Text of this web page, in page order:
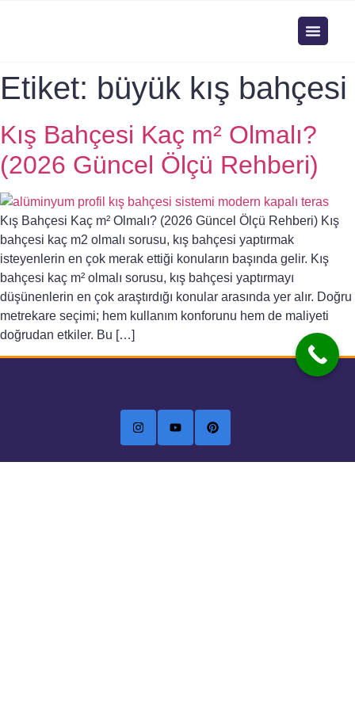
Etiket: büyük kış bahçesi
Kış Bahçesi Kaç m² Olmalı?
(2026 Güncel Ölçü Rehberi)
Kış Bahçesi Kaç m² Olmalı? (2026 Güncel Ölçü Rehberi) Kış
bahçesi kaç m2 olmalı sorusu, kış bahçesi yaptırmak
isteyenlerin en çok merak ettiği konuların başında gelir. Kış
bahçesi kaç m² olmalı sorusu, kış bahçesi yaptırmayı
düşünenlerin en çok araştırdığı konular arasında yer alır. Doğru
metrekare seçimi; hem kullanım konforunu hem de maliyeti
doğrudan etkiler. Bu […]